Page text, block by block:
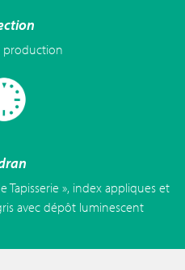
production
Tapisserie », index appliques et
avec dépôt luminescent